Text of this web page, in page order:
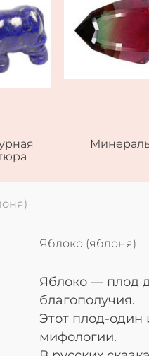
Яблоко (яблоня)
Яблоко — плод
благополучия.
Этот плод-один
мифологии.